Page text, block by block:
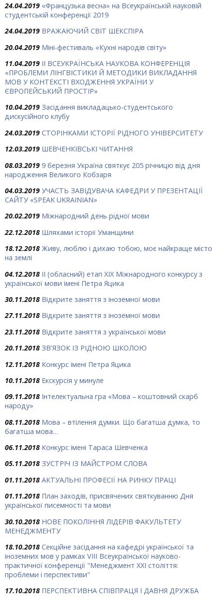
24.04.2019 «Французька весна» на Всеукраїнській науковій
студентській конференції 2019
24.04.2019 ВРАЖАЮЧИЙ СВІТ ШЕКСПІРА
20.04.2019 Міні-фестиваль «Кухні народів світу»
11.04.2019 ІІ ВСЕУКРАЇНСЬКА НАУКОВА КОНФЕРЕНЦІЯ
«ПРОБЛЕМИ ЛІНГВІСТИКИ Й МЕТОДИКИ ВИКЛАДАННЯ
МОВ У КОНТЕКСТІ ВХОДЖЕННЯ УКРАЇНИ У
ЄВРОПЕЙСЬКИЙ ПРОСТІР»
10.04.2019 Засідання викладацько-студентського
дискусійного клубу
24.03.2019 СТОРІНКАМИ ІСТОРІЇ РІДНОГО УНІВЕРСИТЕТУ
12.03.2019 ШЕВЧЕНКІВСЬКІ ЧИТАННЯ
08.03.2019 9 березня Україна святкує 205 річницю від дня
народження Великого Кобзаря
04.03.2019 УЧАСТЬ ЗАВІДУВАЧА КАФЕДРИ У ПРЕЗЕНТАЦІЇ
САЙТУ «SPEAK UKRAINIAN»
20.02.2019 Міжнародний день рідної мови
22.12.2018 Шляхами історії Уманщини
18.12.2018 Живу, люблю і дихаю тобою, моє найкраще місто
на землі
04.12.2018 ІІ (обласний) етап ХІХ Міжнародного конкурсу з
української мови імені Петра Яцика
30.11.2018 Відкрите заняття з іноземної мови
27.11.2018 Відкрите заняття з іноземної мови
23.11.2018 Відкрите заняття з української мови
20.11.2018 ЗВ'ЯЗОК ІЗ РІДНОЮ ШКОЛОЮ
12.11.2018 Конкурс імені Петра Яцика
10.11.2018 Екскурсія у минуле
09.11.2018 Інтелектуальна гра «Мова – коштовний скарб
народу»
08.11.2018 Мова – втілення думки. Що багатша думка, то
багатша мова…
06.11.2018 Конкурс імені Тараса Шевченка
05.11.2018 ЗУСТРІЧ ІЗ МАЙСТРОМ СЛОВА
01.11.2018 АКТУАЛЬНІ ПРОФЕСІЇ НА РИНКУ ПРАЦІ
01.11.2018 План заходів, присвячених святкуванню Дня
української писемності та мови
30.10.2018 НОВЕ ПОКОЛІННЯ ЛІДЕРІВ ФАКУЛЬТЕТУ
МЕНЕДЖМЕНТУ
18.10.2018 Секційне засідання на кафедрі української та
іноземних мов у рамках VІІІ Всеукраїнської науково-
практичної конференції "Менеджмент ХХІ століття:
проблеми і перспективи"
17.10.2018 ПЕРСПЕКТИВНА СПІВПРАЦЯ І ДАВНЯ ДРУЖБА